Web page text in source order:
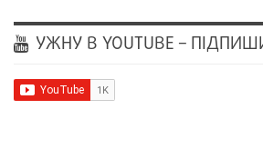
УЖНУ В YOUTUBE –